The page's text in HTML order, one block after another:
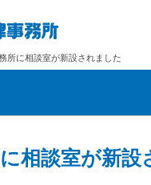
所に相談室が新設されました
相談室が新設